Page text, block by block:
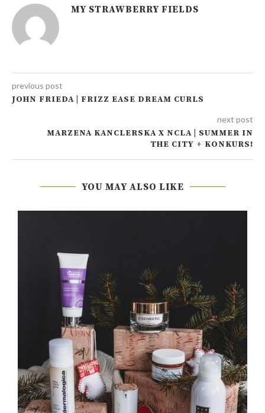
MY STRAWBERRY FIELDS
previous post
JOHN FRIEDA | FRIZZ EASE DREAM CURLS
next post
MARZENA KANCLERSKA X NCLA | SUMMER IN
THE CITY + KONKURS!
YOU MAY ALSO LIKE